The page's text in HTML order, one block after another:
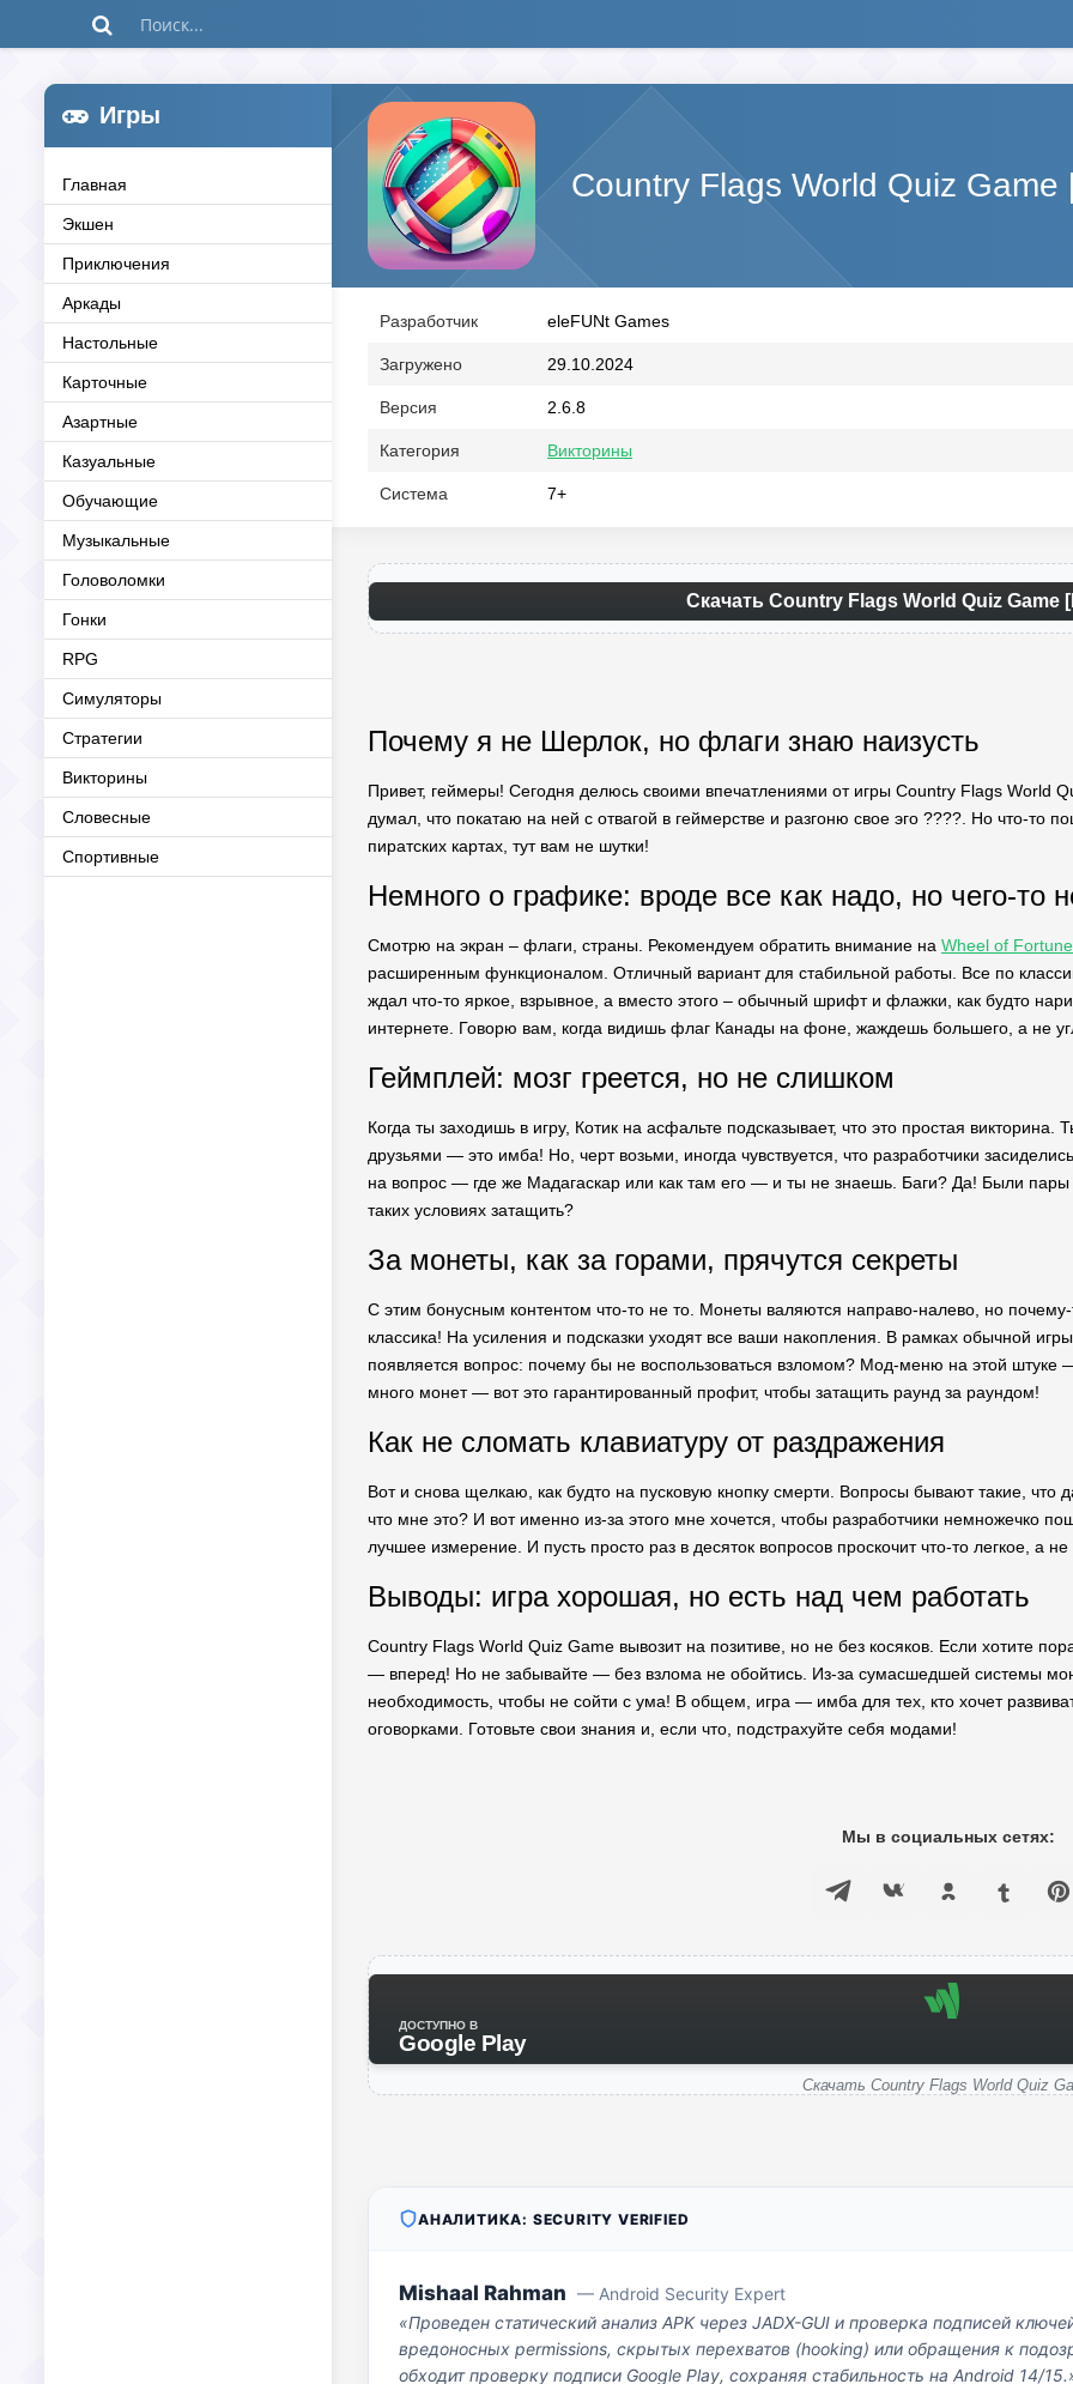
Игры
Главная
Экшен
Приключения
Аркады
Настольные
Карточные
Азартные
Казуальные
Обучающие
Музыкальные
Головоломки
Гонки
RPG
Симуляторы
Стратегии
Викторины
Словесные
Спортивные
Country Flags World Quiz
Разработчик eleFUNt Games
Загружено 29.10.2024
Версия 2.6.8
Категория Викторины
Система 7+
Скачать Country Flags World Quiz
Почему я не Шерлок, но флаги знаю наизусть
Привет, геймеры! Сегодня делюсь своими впечатлениями от игры Country Flags World
думал, что покатаю на ней с отвагой в геймерстве и разгоню свое эго ????. Но что-
пиратских картах, тут вам не шутки!
Немного о графике: вроде все как надо, но чего-то
Смотрю на экран – флаги, страны. Рекомендуем обратить внимание на Wheel of
расширенным функционалом. Отличный вариант для стабильной работы. Все по
ждал что-то яркое, взрывное, а вместо этого – обычный шрифт и флажки, как будто
интернете. Говорю вам, когда видишь флаг Канады на фоне, жаждешь большего, а не
Геймплей: мозг греется, но не слишком
Когда ты заходишь в игру, Котик на асфальте подсказывает, что это простая
друзьями — это имба! Но, черт возьми, иногда чувствуется, что разработчики
на вопрос — где же Мадагаскар или как там его — и ты не знаешь. Баги? Да! Были пары
таких условиях затащить?
За монеты, как за горами, прячутся секреты
С этим бонусным контентом что-то не то. Монеты валяются направо-налево, но
классика! На усиления и подсказки уходят все ваши накопления. В рамках обычной
появляется вопрос: почему бы не воспользоваться взломом? Мод-меню на этой штуке
много монет — вот это гарантированный профит, чтобы затащить раунд за раундом!
Как не сломать клавиатуру от раздражения
Вот и снова щелкаю, как будто на пусковую кнопку смерти. Вопросы бывают такие, что
что мне это? И вот именно из-за этого мне хочется, чтобы разработчики немножечко
лучшее измерение. И пусть просто раз в десяток вопросов проскочит что-то легкое, а
Выводы: игра хорошая, но есть над чем работать
Country Flags World Quiz Game вывозит на позитиве, но не без косяков. Если хотите
— вперед! Но не забывайте — без взлома не обойтись. Из-за сумасшедшей системы
необходимость, чтобы не сойти с ума! В общем, игра — имба для тех, кто хочет
оговорками. Готовьте свои знания и, если что, подстрахуйте себя модами!
Мы в социальных сетях:
ДОСТУПНО В
Google Play
Скачать Country Flags World Quiz
АНАЛИТИКА: SECURITY VERIFIED
Mishaal Rahman — Android Security Expert
«Проведен статический анализ APK через JADX-GUI и проверка подписей
вредоносных permissions, скрытых перехватов (hooking) или обращения к
обходит проверку подписи Google Play, сохраняя стабильность на Android 14/